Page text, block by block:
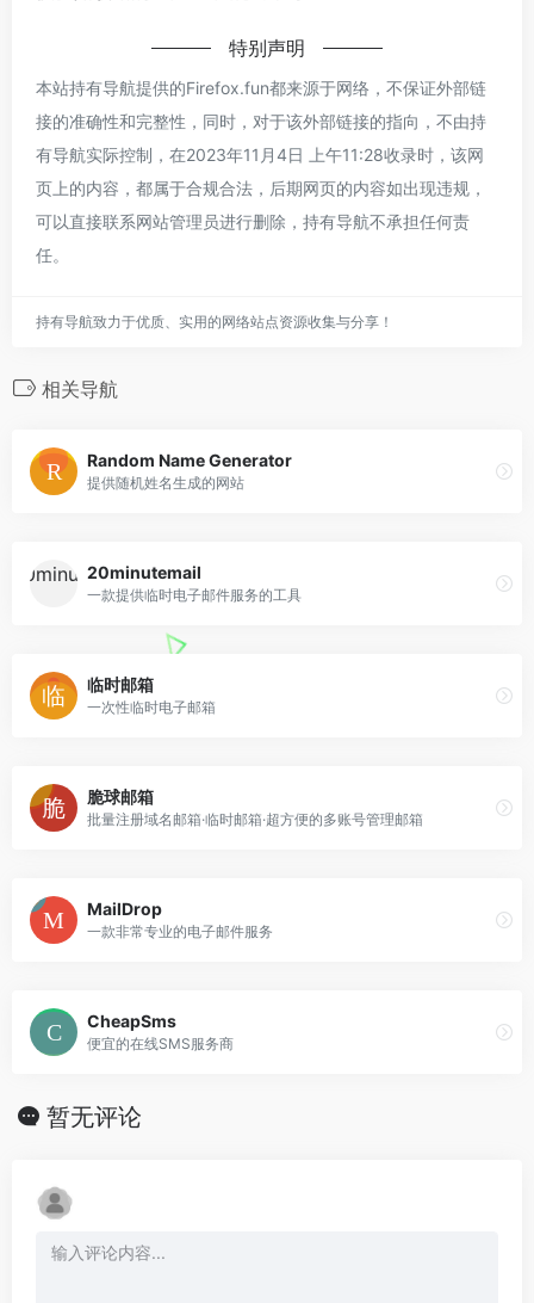
特别声明
本站持有导航提供的Firefox.fun都来源于网络，不保证外部链
接的准确性和完整性，同时，对于该外部链接的指向，不由持
有导航实际控制，在2023年11月4日 上午11:28收录时，该网
页上的内容，都属于合规合法，后期网页的内容如出现违规，
可以直接联系网站管理员进行删除，持有导航不承担任何责
任。
持有导航致力于优质、实用的网络站点资源收集与分享！
相关导航
Random Name Generator
提供随机姓名生成的网站
20minutemail
一款提供临时电子邮件服务的工具
临时邮箱
一次性临时电子邮箱
脆球邮箱
批量注册域名邮箱·临时邮箱·超方便的多账号管理邮箱
MailDrop
一款非常专业的电子邮件服务
CheapSms
便宜的在线SMS服务商
暂无评论